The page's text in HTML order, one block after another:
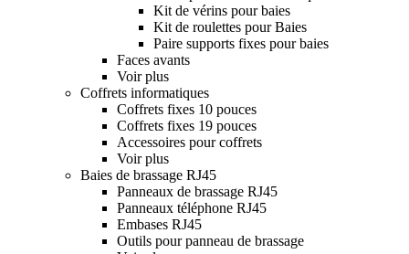
Kit de vérins pour baies
Kit de roulettes pour Baies
Paire supports fixes pour baies
Faces avants
Voir plus
Coffrets informatiques
Coffrets fixes 10 pouces
Coffrets fixes 19 pouces
Accessoires pour coffrets
Voir plus
Baies de brassage RJ45
Panneaux de brassage RJ45
Panneaux téléphone RJ45
Embases RJ45
Outils pour panneau de brassage